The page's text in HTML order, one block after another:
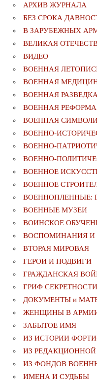
АРХИВ ЖУРНАЛА
БЕЗ СРОКА
В ЗАРУБЕЖНЫХ
ВЕЛИКАЯ
ВИДЕО
ВОЕННАЯ
ВОЕННАЯ
ВОЕННАЯ РАЗВЕДКА
ВОЕННАЯ РЕФОРМА
ВОЕННАЯ
ВОЕННО-
ВОЕННО-
ВОЕННО-
ВОЕННОЕ
ВОЕННОЕ
ВОЕННОПЛЕННЫЕ:
ВОЕННЫЕ МУЗЕИ
ВОИНСКОЕ
ВОСПОМИНАНИЯ И
ВТОРАЯ МИРОВАЯ
ГЕРОИ И ПОДВИГИ
ГРАЖДАНСКАЯ
ГРИФ
ДОКУМЕНТЫ и
ЖЕНЩИНЫ В
ЗАБЫТОЕ ИМЯ
ИЗ ИСТОРИИ
ИЗ
ИЗ ФОНДОВ
ИМЕНА И СУДЬБЫ